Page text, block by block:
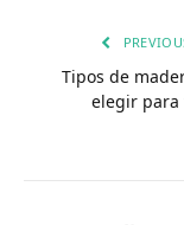
Tipos de
elegir para